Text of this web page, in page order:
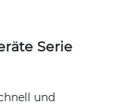
Serie
und